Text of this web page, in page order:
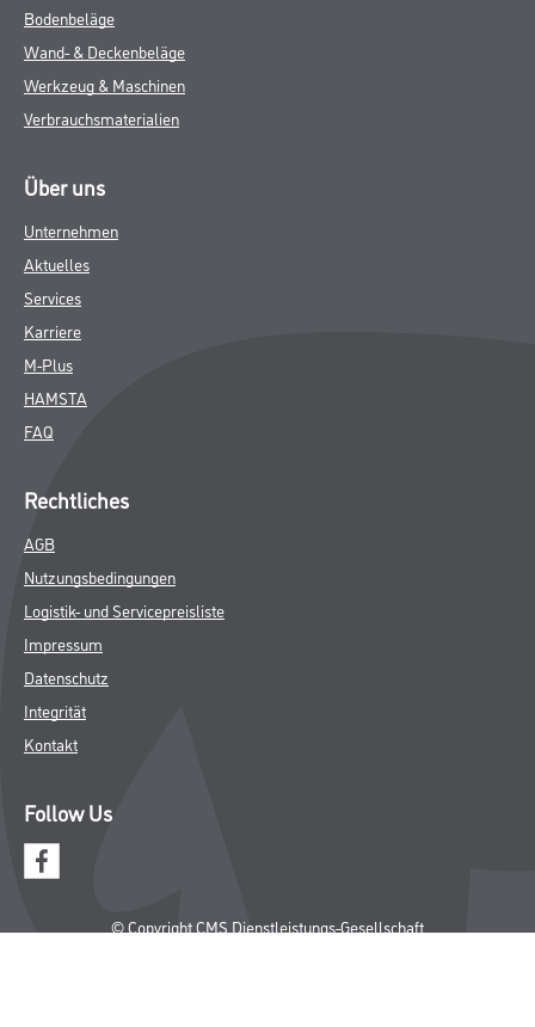
Bodenbeläge
Wand- & Deckenbeläge
Werkzeug & Maschinen
Verbrauchsmaterialien
Über uns
Unternehmen
Aktuelles
Services
Karriere
M-Plus
HAMSTA
FAQ
Rechtliches
AGB
Nutzungsbedingungen
Logistik- und Servicepreisliste
Impressum
Datenschutz
Integrität
Kontakt
Follow Us
© Copyright CMS Dienstleistungs-Gesellschaft